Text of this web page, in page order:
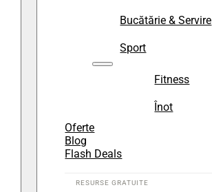
Bucătărie & Servire
Sport
Fitness
Înot
Oferte
Blog
Flash Deals